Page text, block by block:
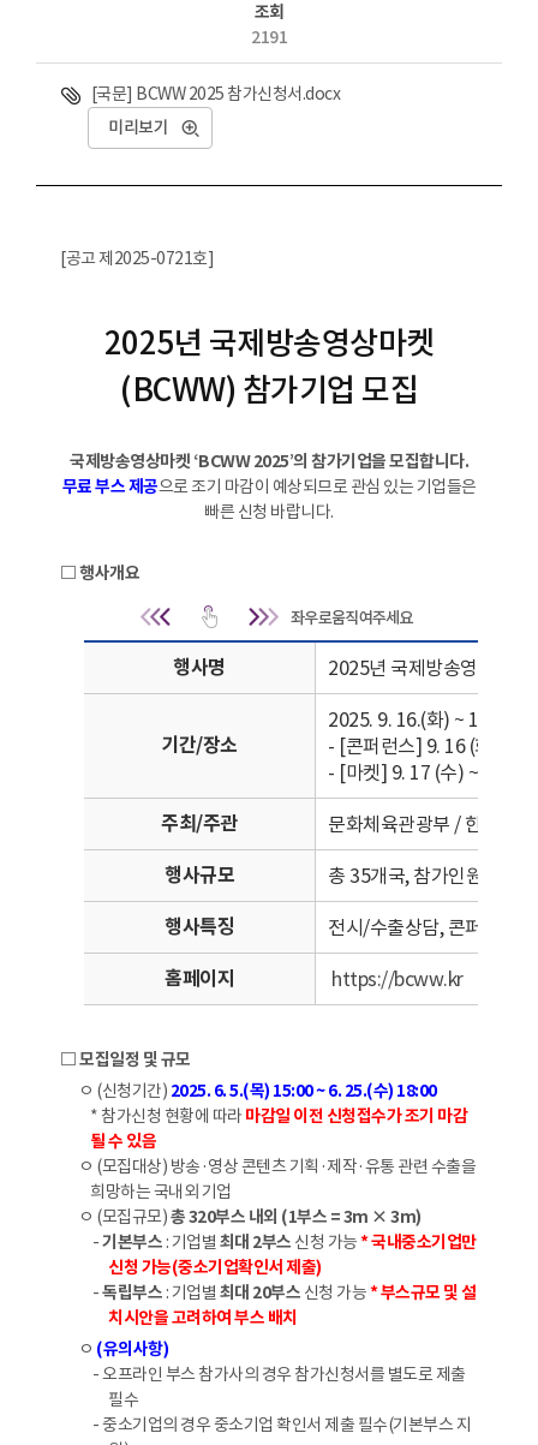
조회
2191
[국문] BCWW 2025 참가신청서.docx
미리보기
[공고 제2025-0721호]
2025년 국제방송영상마켓
(BCWW) 참가기업 모집
국제방송영상마켓 ‘BCWW 2025’의 참가기업을 모집합니다.
무료 부스 제공으로 조기 마감이 예상되므로 관심 있는 기업들은
빠른 신청 바랍니다.
□ 행사개요
행사개요 | 행사명, 기간/장소, 주최/주
행사명 2025년 국제방송영상마켓
기간/장소
2025. 9. 16.(화) ~ 19.(금)
- [콘퍼런스] 9. 16 (화) ~ 9.
- [마켓] 9. 17 (수) ~ 9. 19 (
주최/주관 문화체육관광부 / 한국콘
행사규모 총 35개국, 참가인원
행사특징 전시/수출상담, 콘퍼런스,
홈페이지 https://bcww.kr
□ 모집일정 및 규모
ㅇ (신청기간) 2025. 6. 5.(목) 15:00 ~ 6. 25.(수) 18:00
* 참가신청 현황에 따라 마감일 이전 신청접수가 조기 마감
될 수 있음
ㅇ (모집대상) 방송·영상 콘텐츠 기획·제작·유통 관련 수출을
희망하는 국내외 기업
ㅇ (모집규모)총 320부스 내외 (1부스 = 3m × 3m)
-기본부스 : 기업별 최대 2부스 신청 가능* 국내중소기업만
신청 가능(중소기업확인서 제출)
-독립부스 : 기업별 최대 20부스 신청 가능* 부스규모 및 설
치시안을 고려하여 부스 배치
ㅇ (유의사항)
- 오프라인 부스 참가사의 경우 참가신청서를 별도로 제출
필수
- 중소기업의 경우 중소기업 확인서 제출 필수(기본부스 지